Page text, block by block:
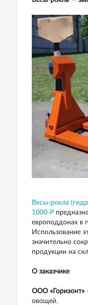
Весы-рокла
1000-P
европоддонах в
Использование
значительно
продукции на
О заказчике
ООО «Горизонт»
овощей.